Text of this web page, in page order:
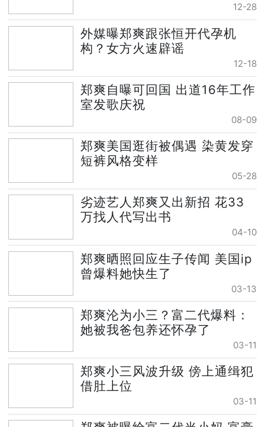
12-28
外媒曝郑爽跟张恒开代孕机
构？女方火速辟谣
12-18
郑爽自曝可回国 出道16年工作
室发歌庆祝
08-09
郑爽美国逛街被偶遇 染黄发穿
短裤风格变样
05-28
劣迹艺人郑爽又出新招 花33
万找人代写出书
04-10
郑爽晒照回应生子传闻 美国ip
曾爆料她快生了
03-13
郑爽沦为小三？富二代爆料：
她被我爸包养还怀孕了
03-11
郑爽小三风波升级 傍上通缉犯
借肚上位
03-11